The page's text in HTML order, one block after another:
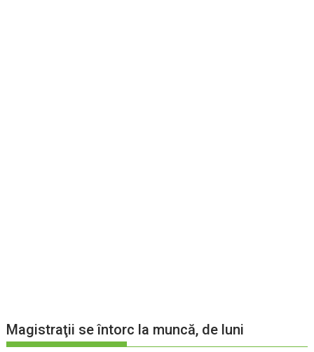
Magistraţii se întorc la muncă, de luni